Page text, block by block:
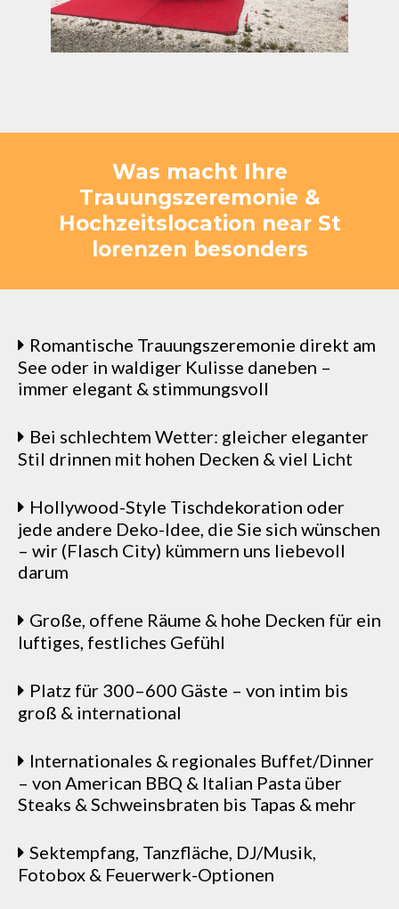
Was macht Ihre
Trauungszeremonie &
Hochzeitslocation near St
lorenzen besonders
Romantische Trauungszeremonie direkt am
See oder in waldiger Kulisse daneben –
immer elegant & stimmungsvoll
Bei schlechtem Wetter: gleicher eleganter
Stil drinnen mit hohen Decken & viel Licht
Hollywood-Style Tischdekoration oder
jede andere Deko-Idee, die Sie sich wünschen
– wir (Flasch City) kümmern uns liebevoll
darum
Große, offene Räume & hohe Decken für ein
luftiges, festliches Gefühl
Platz für 300–600 Gäste – von intim bis
groß & international
Internationales & regionales Buffet/Dinner
– von American BBQ & Italian Pasta über
Steaks & Schweinsbraten bis Tapas & mehr
Sektempfang, Tanzfläche, DJ/Musik,
Fotobox & Feuerwerk-Optionen